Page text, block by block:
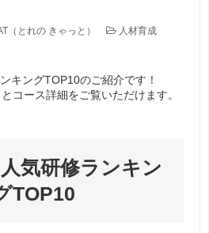
（とれの きゃっと）
人材育成
キングTOP10のご紹介です！
コース詳細をご覧いただけます。
気研修ランキン
TOP10